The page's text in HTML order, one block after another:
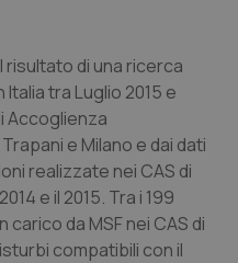
Ulcerosa
neurodegenerative
risultato di una ricerca
tra Luglio 2015 e
Accoglienza
e Milano e dai dati
realizzate nei CAS di
e il 2015. Tra i 199
da MSF nei CAS di
compatibili con il